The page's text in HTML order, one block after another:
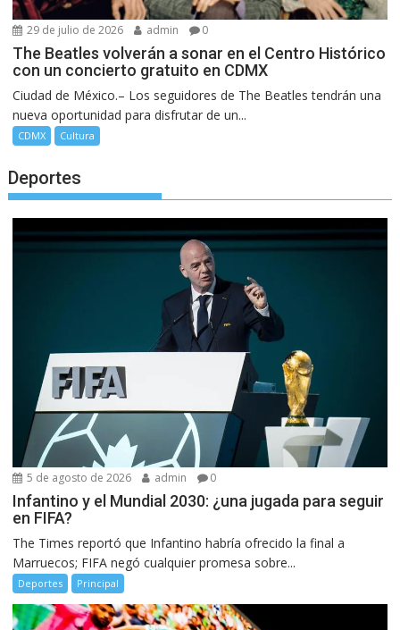
29 de julio de 2026 admin 0
The Beatles volverán a sonar en el Centro Histórico
con un concierto gratuito en CDMX
Ciudad de México.– Los seguidores de The Beatles tendrán una
nueva oportunidad para disfrutar de un...
CDMX Cultura
Deportes
5 de agosto de 2026 admin 0
Infantino y el Mundial 2030: ¿una jugada para seguir
en FIFA?
The Times reportó que Infantino habría ofrecido la final a
Marruecos; FIFA negó cualquier promesa sobre...
Deportes Principal